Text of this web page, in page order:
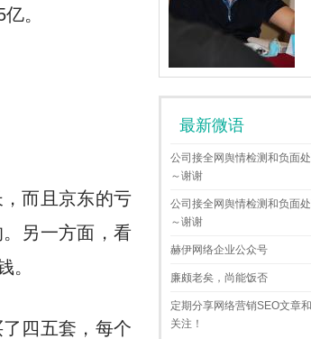
。
而且京东的亏
另一方面，看
。
四五套，每个
最新微语
公司接全网舆情检测和负面
～谢谢
公司接全网舆情检测和负面
～谢谢
赫伊网络企业公众号
廉颇老矣，尚能饭否
定期分享网络营销SEO文章
关注！